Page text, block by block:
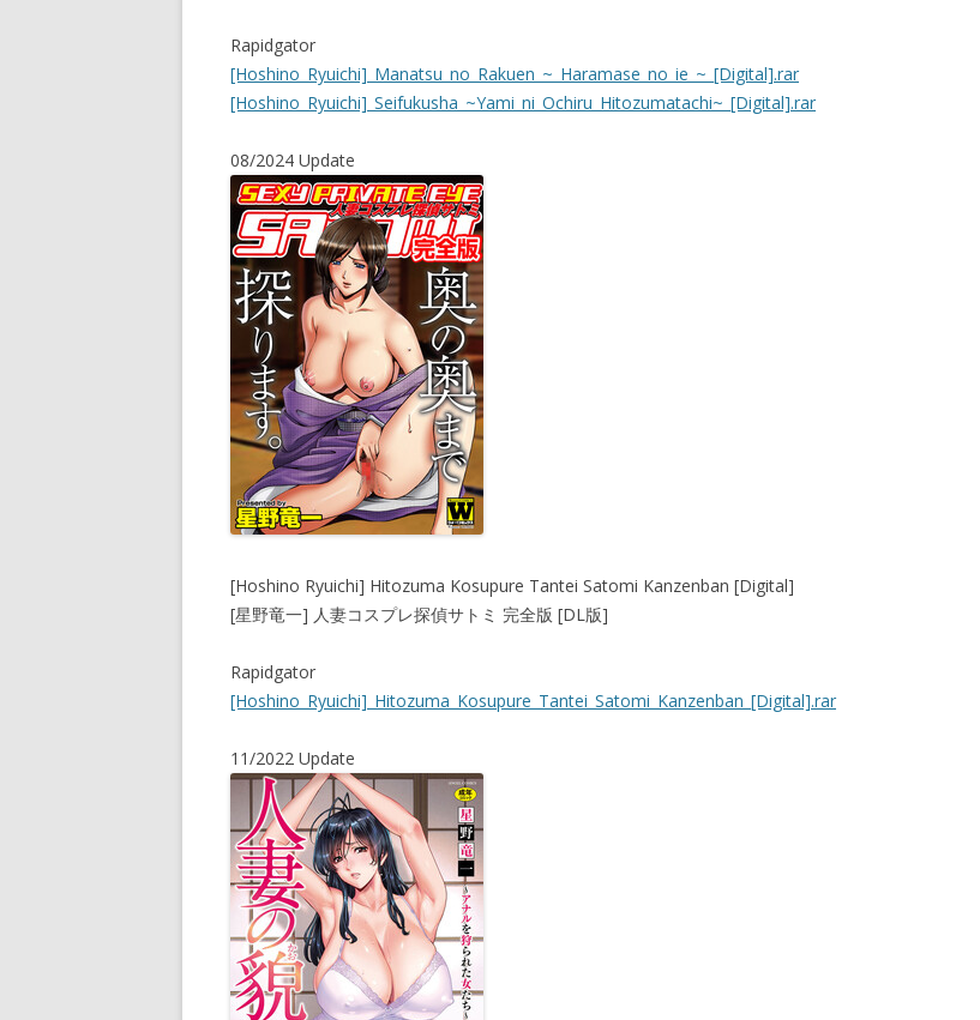
Rapidgator
[Hoshino_Ryuichi]_Manatsu_no_Rakuen_~_Haramase_no_ie_~_[Digital].rar
[Hoshino_Ryuichi]_Seifukusha_~Yami_ni_Ochiru_Hitozumatachi~_[Digital].rar
08/2024 Update
[Hoshino Ryuichi] Hitozuma Kosupure Tantei Satomi Kanzenban [Digital]
[星野竜一] 人妻コスプレ探偵サトミ 完全版 [DL版]
Rapidgator
[Hoshino_Ryuichi]_Hitozuma_Kosupure_Tantei_Satomi_Kanzenban_[Digital].rar
11/2022 Update